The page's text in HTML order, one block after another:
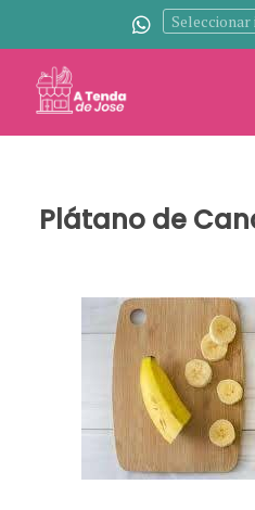
Seleccionar
Plátano de